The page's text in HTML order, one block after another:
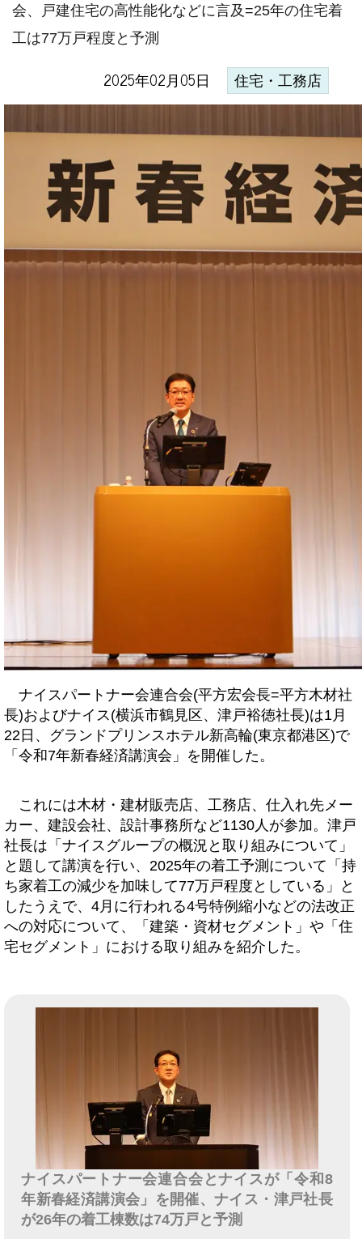
会、戸建住宅の高性能化などに言及=25年の住宅着
工は77万戸程度と予測
2025年02月05日 住宅・工務店
ナイスパートナー会連合会(平方宏会長=平方木材社
長)およびナイス(横浜市鶴見区、津戸裕徳社長)は1月
22日、グランドプリンスホテル新高輪(東京都港区)で
「令和7年新春経済講演会」を開催した。
これには木材・建材販売店、工務店、仕入れ先メー
カー、建設会社、設計事務所など1130人が参加。津戸
社長は「ナイスグループの概況と取り組みについて」
と題して講演を行い、2025年の着工予測について「持
ち家着工の減少を加味して77万戸程度としている」と
したうえで、4月に行われる4号特例縮小などの法改正
への対応について、「建築・資材セグメント」や「住
宅セグメント」における取り組みを紹介した。
ナイスパートナー会連合会とナイスが「令和8
年新春経済講演会」を開催、ナイス・津戸社長
が26年の着工棟数は74万戸と予測